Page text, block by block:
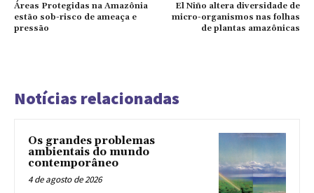
Áreas Protegidas na Amazônia
estão sob-risco de ameaça e
pressão
El Niño altera diversidade de
micro-organismos nas folhas
de plantas amazônicas
Notícias relacionadas
Os grandes problemas
ambientais do mundo
contemporâneo
4 de agosto de 2026